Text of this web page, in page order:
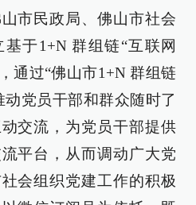
市民政局、佛山市社会
于1+N 群组链“互联网
通过“佛山市1+N 群组链
党员干部和群众随时了
交流，为党员干部提供
平台，从而调动广大党
会组织党建工作的积极